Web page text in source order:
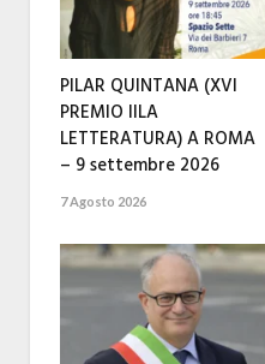
PILAR QUINTANA (XVI
PREMIO IILA
LETTERATURA) A ROMA
– 9 settembre 2026
7 Agosto 2026